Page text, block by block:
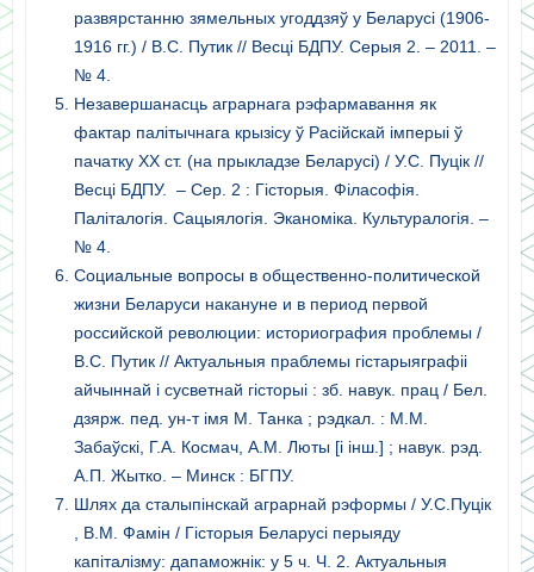
развярстанню зямельных угоддзяў у Беларусі (1906-
1916 гг.) / В.С. Путик // Весці БДПУ. Серыя 2. – 2011. –
№ 4.
Незавершанасць аграрнага рэфармавання як
фактар палітычнага крызісу ў Расійскай імперыі ў
пачатку ХХ ст. (на прыкладзе Беларусі) / У.С. Пуцік //
Весці БДПУ. – Сер. 2 : Гісторыя. Філасофія.
Паліталогія. Сацыялогія. Эканоміка. Культуралогія. –
№ 4.
Социальные вопросы в общественно-политической
жизни Беларуси накануне и в период первой
российской революции: историография проблемы /
В.С. Путик // Актуальныя праблемы гістарыяграфіі
айчыннай і сусветнай гісторыі : зб. навук. прац / Бел.
дзярж. пед. ун-т імя М. Танка ; рэдкал. : М.М.
Забаўскі, Г.А. Космач, А.М. Люты [і інш.] ; навук. рэд.
А.П. Жытко. – Минск : БГПУ.
Шлях да сталыпінскай аграрнай рэформы / У.С.Пуцік
, В.М. Фамін / Гісторыя Беларусі перыяду
капіталізму: дапаможнік: у 5 ч. Ч. 2. Актуальныя